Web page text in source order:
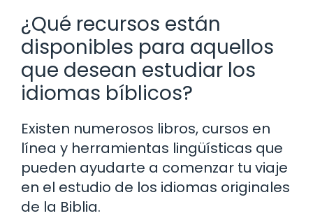
¿Qué recursos están
disponibles para aquellos
que desean estudiar los
idiomas bíblicos?
Existen numerosos libros, cursos en
línea y herramientas lingüísticas que
pueden ayudarte a comenzar tu viaje
en el estudio de los idiomas originales
de la Biblia.